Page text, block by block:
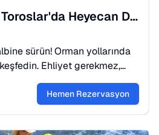
Side Atv Safari: Toroslar'da Heyecan Dolu Bir Gün
sürün! Orman yollarında
Ehliyet gerekmez,
hemen ayırt!
Hemen Rezervasyon